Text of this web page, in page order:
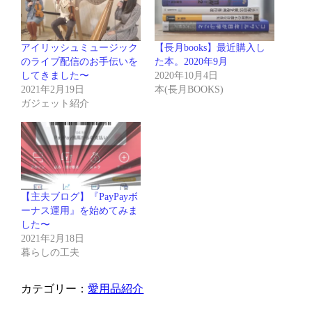
アイリッシュミュージック
のライブ配信のお手伝いを
してきました〜
2021年2月19日
ガジェット紹介
【長月books】最近購入し
た本。2020年9月
2020年10月4日
本(長月BOOKS)
【主夫ブログ】『PayPayボ
ーナス運用』を始めてみま
した〜
2021年2月18日
暮らしの工夫
カテゴリー：愛用品紹介